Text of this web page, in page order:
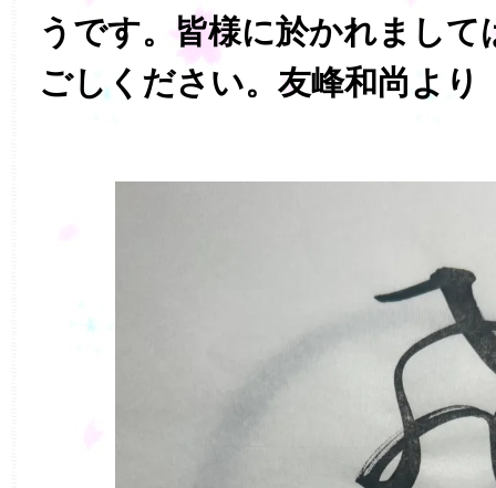
うです。皆様に於かれまして
ごしください。友峰和尚より